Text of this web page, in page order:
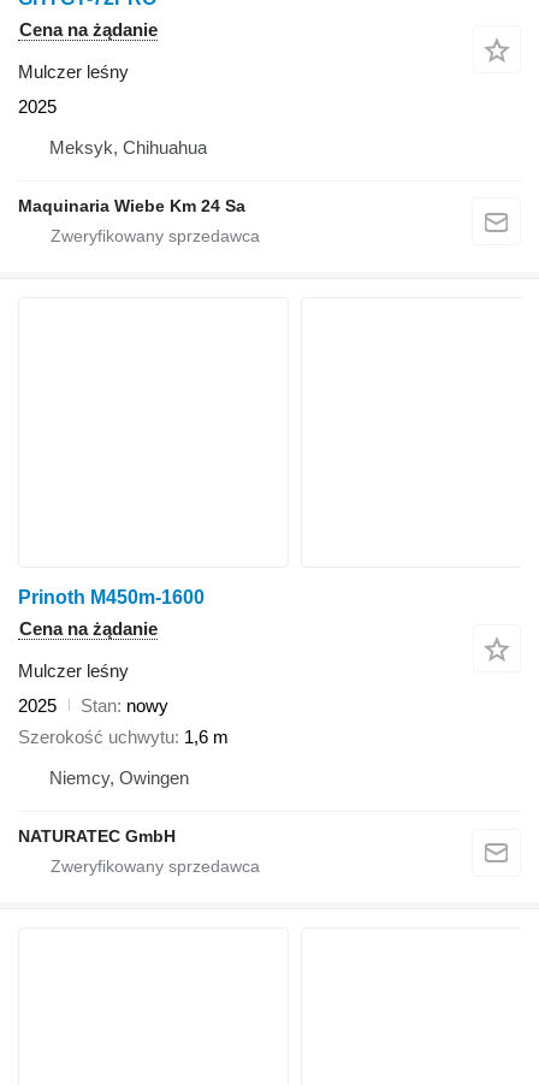
Cena na żądanie
Mulczer leśny
2025
Meksyk, Chihuahua
Maquinaria Wiebe Km 24 Sa
Prinoth M450m-1600
Cena na żądanie
Mulczer leśny
2025
Stan nowy
Szerokość uchwytu 1,6 m
Niemcy, Owingen
NATURATEC GmbH